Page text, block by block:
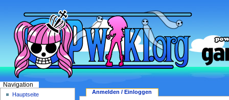
Anmelden / Einloggen
Navigation
Hauptseite